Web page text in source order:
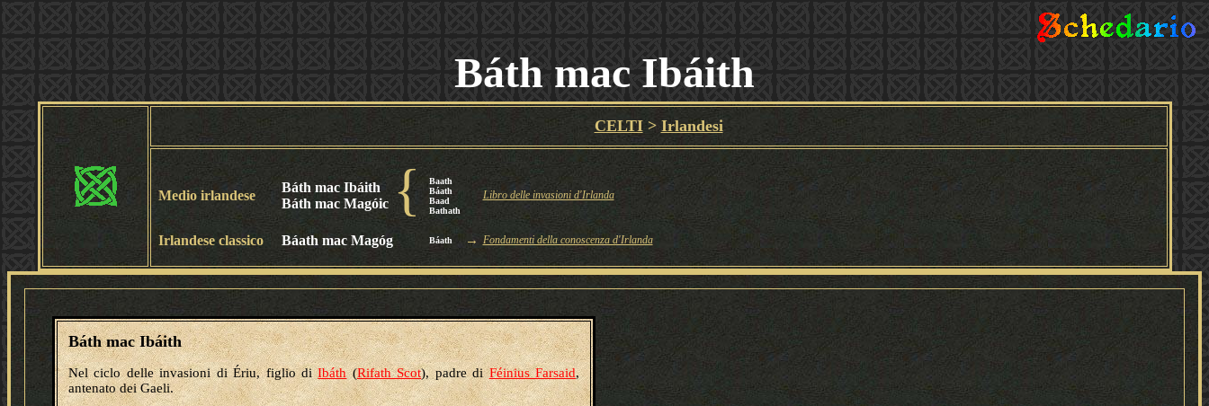
Báth mac Ibáith
CELTI> Irlandesi
{
Medio irlandese
Báth mac Ibáith
Báth mac Magóic
Baath
Báath
Baad
Bathath
Libro delle invasioni d'Irlanda
Irlandese classico Báath mac Magóg Báath → Fondamenti della conoscenza d'Irlanda
Báth mac Ibáith
Nel ciclo delle invasioni di Ériu, figlio diIbáth(Rifath Scot), padre diFéinius Farsaid,
antenato dei Gaeli.